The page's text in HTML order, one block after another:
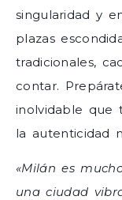
singularidad y
plazas
tradicionales,
contar.
inolvidable que
la autenticidad
«Milán es
una ciudad